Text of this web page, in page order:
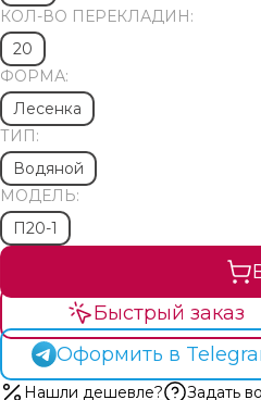
КОЛ-ВО ПЕРЕКЛАДИН:
20
ФОРМА:
Лесенка
ТИП:
Водяной
МОДЕЛЬ:
П20-1
Быстрый заказ
Оформить в
Нашли дешевле? Задать